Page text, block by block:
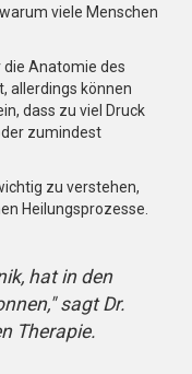
viele Menschen
Anatomie des
allerdings können
dass zu viel Druck
zumindest
zu verstehen,
Heilungsprozesse.
hat in den
sagt Dr.
Therapie.